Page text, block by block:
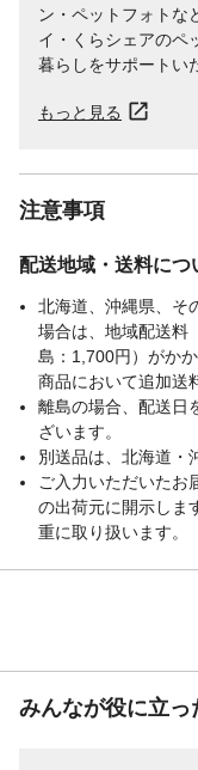
ン・ペットフォトな
イ・くらシェアのペ
暮らしをサポートい
もっと見る
注意事項
配送地域・送料につ
北海道、沖縄県、そ
場合は、地域配送料
島：1,700円）がか
商品において追加送
離島の場合、配送日
ざいます。
別送品は、北海道・
ご入力いただいたお
の出荷元に開示しま
重に取り扱います。
みんなが役に立っ